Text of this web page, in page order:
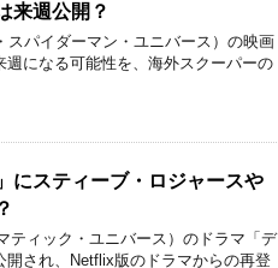
来週公開？
スパイダーマン・ユニバース）の映画
週になる可能性を、海外スクーパーの
にスティーブ・ロジャースや
ティック・ユニバース）のドラマ「デ
され、Netflix版のドラマからの再登